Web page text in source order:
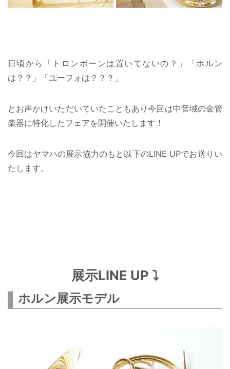
日頃から「トロンボーンは置いてないの？」「ホルン
は？？」「ユーフォは？？？」
とお声かけいただいていたこともあり今回は中音域の金管
楽器に特化したフェアを開催いたします！
今回はヤマハの展示協力のもと以下のLINE UPでお送りい
たします。
展示LINE UP ⤵️
ホルン展示モデル